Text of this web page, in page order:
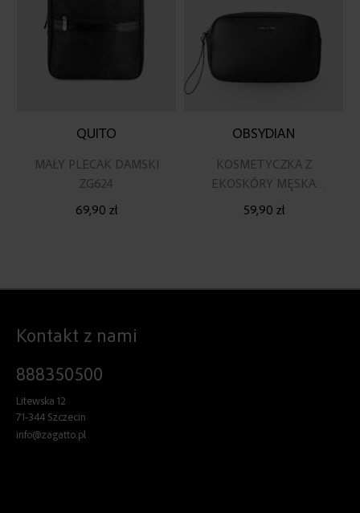
QUITO
MAŁY PLECAK DAMSKI
ZG624
69,90 zł
OBSYDIAN
KOSMETYCZKA Z
EKOSKÓRY MĘSKA
DAMSKA DO BAGAŻU
PODRĘCZNEGO
59,90 zł
Kontakt z nami
888350500
Litewska 12
71-344 Szczecin
info@zagatto.pl